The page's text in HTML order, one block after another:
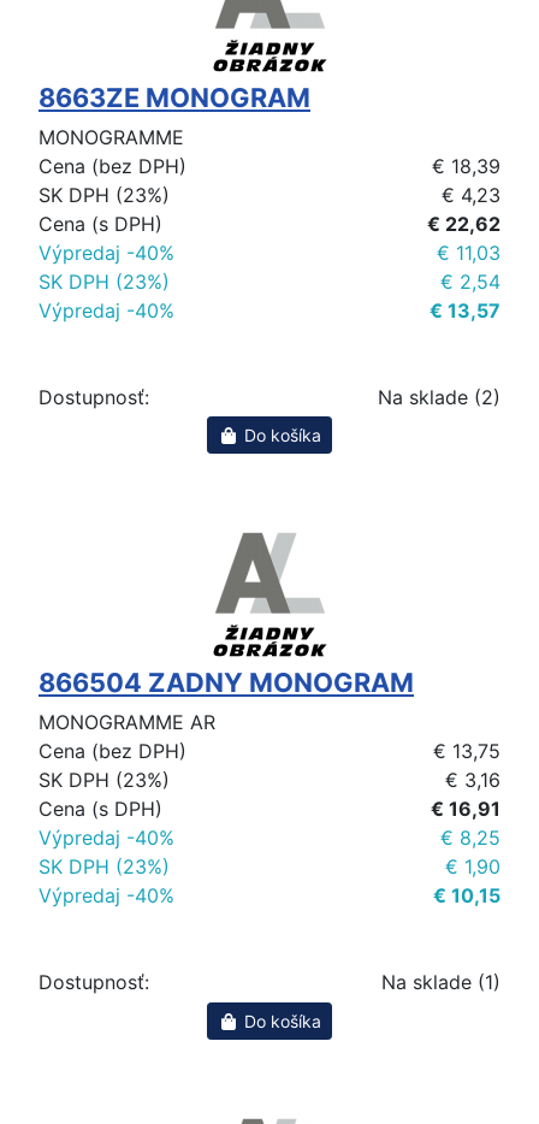
8663ZE MONOGRAM
MONOGRAMME
Cena (bez DPH)
€ 18,39
SK DPH (23%)
€ 4,23
Cena (s DPH)
€ 22,62
Výpredaj -40%
€ 11,03
SK DPH (23%)
€ 2,54
Výpredaj -40%
€ 13,57
Dostupnosť: Na sklade (2)
Do košíka
866504 ZADNY MONOGRAM
MONOGRAMME AR
Cena (bez DPH)
€ 13,75
SK DPH (23%)
€ 3,16
Cena (s DPH)
€ 16,91
Výpredaj -40%
€ 8,25
SK DPH (23%)
€ 1,90
Výpredaj -40%
€ 10,15
Dostupnosť: Na sklade (1)
Do košíka